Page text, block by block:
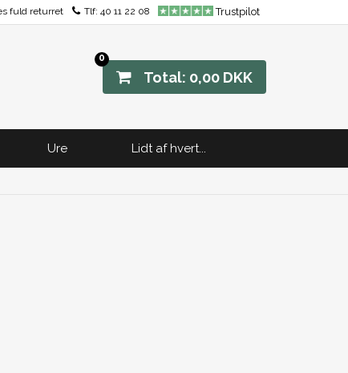
fuld returret Tlf: 40 11 22 08 Trustpilot
Total: 0,00 DKK
0
Ure Lidt af hvert...